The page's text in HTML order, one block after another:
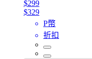
$299
$329
P幣
折扣